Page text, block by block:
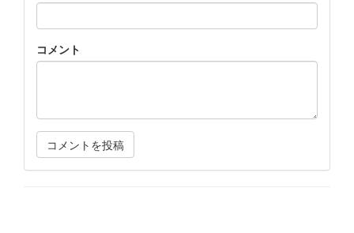
コメント